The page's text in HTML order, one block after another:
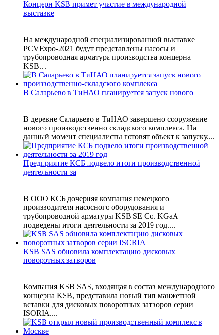
Концерн KSB примет участие в международной
выставке
На международной специализированной выставке
PCVExpo-2021 будут представлены насосы и
трубопроводная арматура производства концерна
KSB....
В Саларьево в ТиНАО планируется запуск нового
В деревне Саларьево в ТиНАО завершено сооружение
нового производственно-складского комплекса. На
данный момент специалисты готовят объект к запуску....
Предприятие КСБ подвело итоги производственной
деятельности за
В ООО КСБ дочерняя компания немецкого
производителя насосного оборудования и
трубопроводной арматуры KSB SE Co. KGaA
подведены итоги деятельности за 2019 год....
KSB SAS обновила комплектацию дисковых
поворотных затворов
Компания KSB SAS, входящая в состав международного
концерна KSB, представила новый тип манжетной
вставки для дисковых поворотных затворов серии
ISORIA....